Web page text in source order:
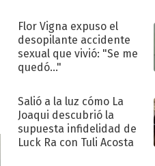
Flor Vigna expuso el
desopilante accidente
sexual que vivió: "Se me
quedó..."
Salió a la luz cómo La
Joaqui descubrió la
supuesta infidelidad de
Luck Ra con Tuli Acosta